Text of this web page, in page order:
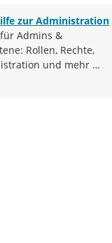
zur Administration
Admins &
Rollen, Rechte,
und mehr …